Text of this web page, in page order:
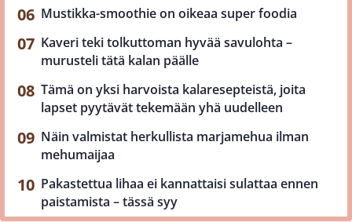
Mustikka-smoothie on oikeaa super foodia
Kaveri teki tolkuttoman hyvää savulohta –
murusteli tätä kalan päälle
Tämä on yksi harvoista kalaresepteistä, joita
lapset pyytävät tekemään yhä uudelleen
Näin valmistat herkullista marjamehua ilman
mehumaijaa
Pakastettua lihaa ei kannattaisi sulattaa ennen
paistamista – tässä syy